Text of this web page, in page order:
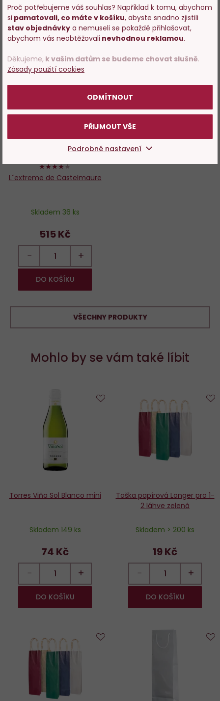
− +
DO KOŠÍKU
− +
DO KOŠÍKU
80%
L´extreme de Castelmaure
Skladem 36 ks
515 Kč
− +
DO KOŠÍKU
Do
VŠECHNY PRODUKTY
Mohlo by se vám také líbit
Torres Viňa Sol Blanco mini
Skladem 149 ks
74 Kč
− +
DO KOŠÍKU
Taška papírová Longer pro 1-
2 láhve zelená
Skladem > 200 ks
19 Kč
− +
DO KOŠÍKU
Proč potřebujeme váš souhlas? Například k tomu, abychom
si pamatovali, co máte v košíku, abyste snadno zjistili
stav objednávky a nemuseli se pokaždé přihlašovat,
abychom vás neobtěžovali nevhodnou reklamou.
Děkujeme, k vašim datům se budeme chovat slušně.
Zásady použití cookies
ODMÍTNOUT
PŘIJMOUT VŠE
Podrobné nastavení
Vstupujete na stránky
s prodejem alkoholu. Prosím